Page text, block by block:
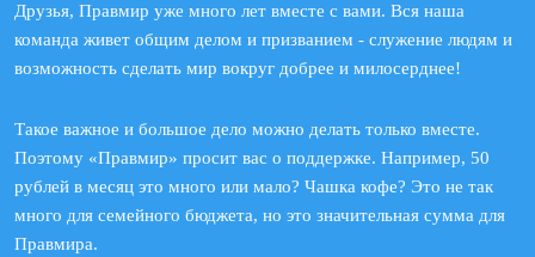
Друзья, Правмир уже много лет вместе с вами. Вся наша
команда живет общим делом и призванием - служение людям и
возможность сделать мир вокруг добрее и милосерднее!
Такое важное и большое дело можно делать только вместе.
Поэтому «Правмир» просит вас о поддержке. Например, 50
рублей в месяц это много или мало? Чашка кофе? Это не так
много для семейного бюджета, но это значительная сумма для
Правмира.